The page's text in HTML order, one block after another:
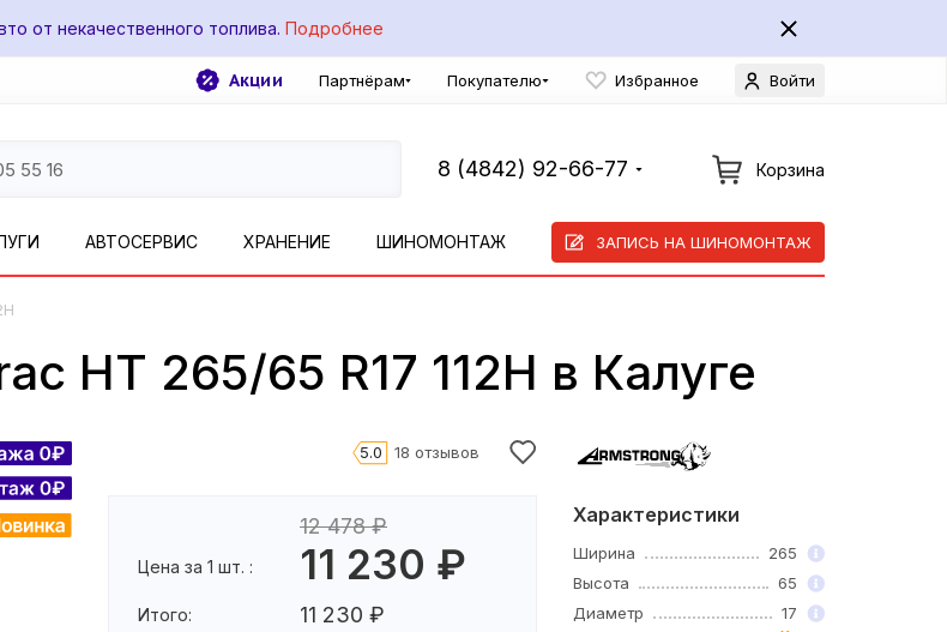
от некачественного топлива. Подробнее
Акции Партнёрам Покупателю Избранное Войти
8 (4842) 92-66-77 Корзина
АВТОСЕРВИС ХРАНЕНИЕ ШИНОМОНТАЖ ЗАПИСЬ НА ШИНОМОНТАЖ
HT 265/65 R17 112H в Калуге
5.0 18 отзывов
Цена за 1 шт. :
12 478₽
11 230 ₽
Итого: 11 230 ₽
Характеристики
Ширина
265
Высота
65
Диаметр
17